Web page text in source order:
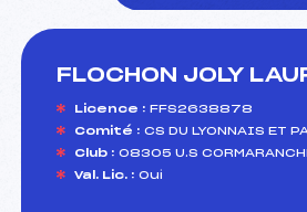
FLOCHON JOLY
Licence : FFS2638878
Comité : CS DU LYONNAIS ET
Club : 08305 U.S
Val. Lic. : Oui